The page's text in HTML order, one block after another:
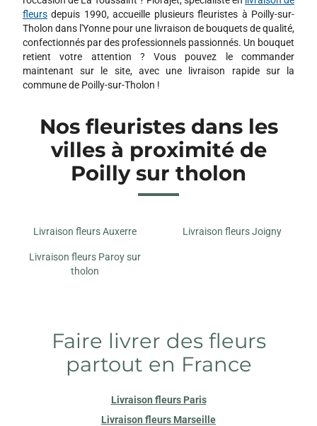
fleurs depuis 1990, accueille plusieurs fleuristes à Poilly-sur-
Tholon dans l'Yonne pour une livraison de bouquets de qualité,
confectionnés par des professionnels passionnés. Un bouquet
retient votre attention ? Vous pouvez le commander
maintenant sur le site, avec une livraison rapide sur la
commune de Poilly-sur-Tholon !
Nos fleuristes dans les
villes à proximité de
Poilly sur tholon
Livraison fleurs Auxerre Livraison fleurs Joigny
Livraison fleurs Paroy sur
tholon
Faire livrer des fleurs
partout en France
Livraison fleurs Paris
Livraison fleurs Marseille